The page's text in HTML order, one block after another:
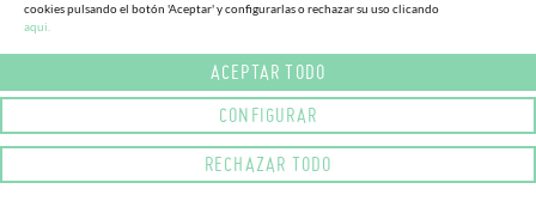
cookies pulsando el botón 'Aceptar' y configurarlas o rechazar su uso clicando
aqui.
ACEPTAR TODO
CONFIGURAR
RECHAZAR TODO